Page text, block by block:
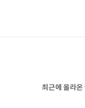
최근에 올라온